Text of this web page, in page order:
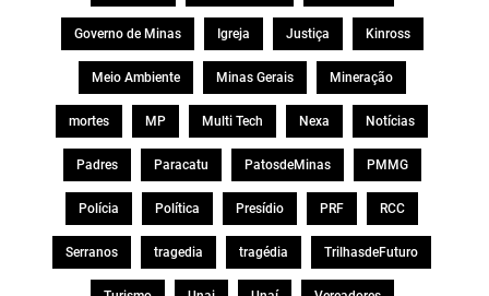
Governo de Minas Igreja Justiça Kinross
Meio Ambiente Minas Gerais Mineração
mortes MP Multi Tech Nexa Notícias
Padres Paracatu PatosdeMinas PMMG
Polícia Política Presídio PRF RCC
Serranos tragedia tragédia TrilhasdeFuturo